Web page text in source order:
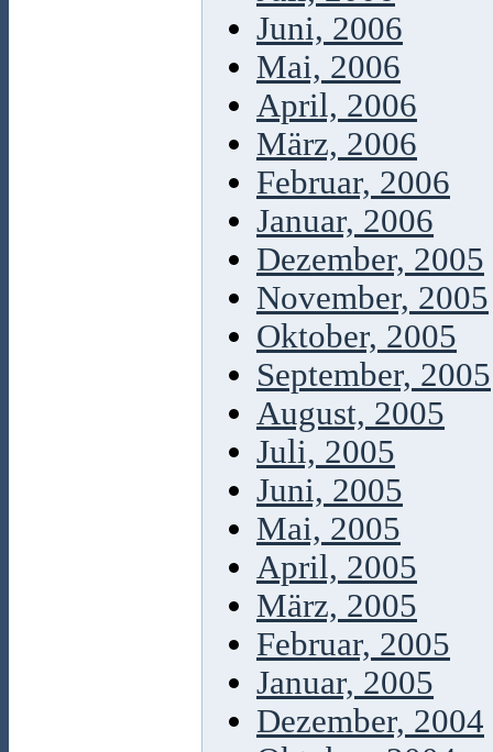
Juni, 2006
Mai, 2006
April, 2006
März, 2006
Februar, 2006
Januar, 2006
Dezember, 2005
November, 2005
Oktober, 2005
September, 2005
August, 2005
Juli, 2005
Juni, 2005
Mai, 2005
April, 2005
März, 2005
Februar, 2005
Januar, 2005
Dezember, 2004